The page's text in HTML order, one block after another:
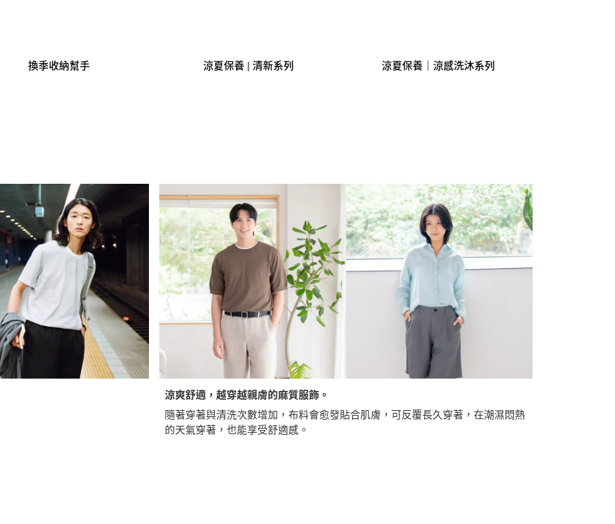
換季收納幫手 涼夏保養 | 清新系列 涼夏保養｜涼感洗沐系列
涼爽舒適，越穿越親膚的麻質服飾。
隨著穿著與清洗次數增加，布料會愈發貼合肌膚，可反覆長久穿著，在潮濕悶熱
的天氣穿著，也能享受舒適感。